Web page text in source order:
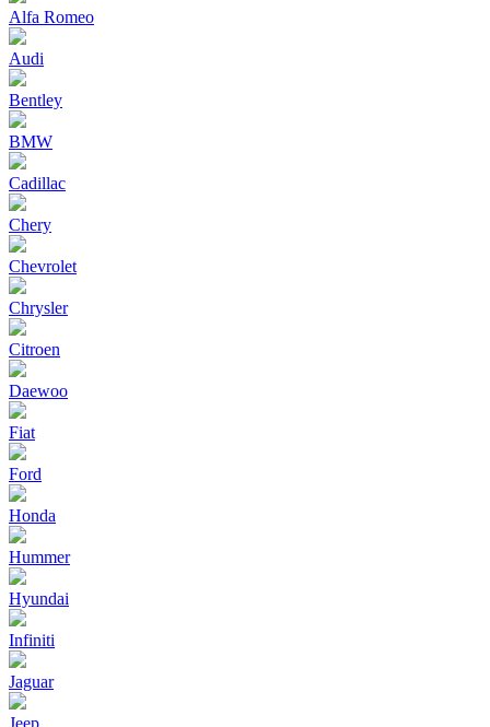
Alfa Romeo
Audi
Bentley
BMW
Cadillac
Chery
Chevrolet
Chrysler
Citroen
Daewoo
Fiat
Ford
Honda
Hummer
Hyundai
Infiniti
Jaguar
Jeep